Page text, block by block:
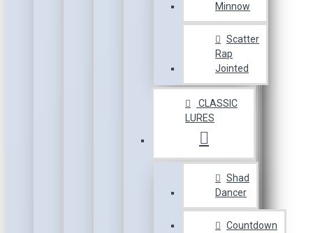
Minnow
Scatter
Rap
Jointed
CLASSIC
LURES
Shad
Dancer
Countdown